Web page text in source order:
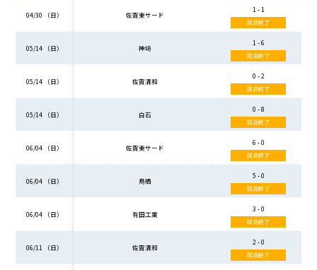
04/30 （日） 佐賀東サード
1 - 1
試合終了
05/14 （日） 神埼
1 - 6
試合終了
05/14 （日） 佐賀清和
0 - 2
試合終了
05/14 （日） 白石
0 - 8
試合終了
06/04 （日） 佐賀東サード
6 - 0
試合終了
06/04 （日） 鳥栖
5 - 0
試合終了
06/04 （日） 有田工業
3 - 0
試合終了
06/11 （日） 佐賀清和
2 - 0
試合終了